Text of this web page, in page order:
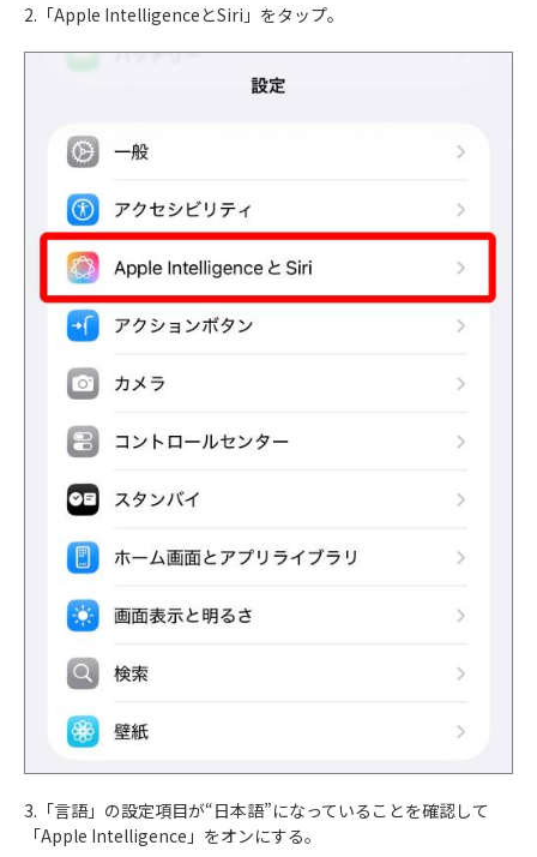
2.「Apple IntelligenceとSiri」をタップ。
3.「言語」の設定項目が“日本語”になっていることを確認して
「Apple Intelligence」をオンにする。